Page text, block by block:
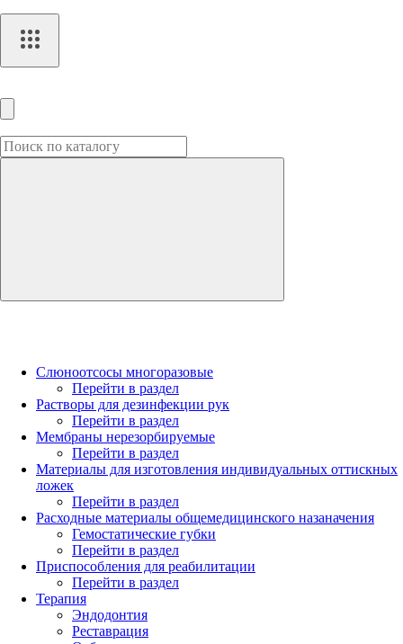
Слюноотсосы многоразовые
Перейти в раздел
Растворы для дезинфекции рук
Перейти в раздел
Мембраны нерезорбируемые
Перейти в раздел
Материалы для изготовления индивидуальных оттискных
ложек
Перейти в раздел
Расходные материалы общемедицинского назаначения
Гемостатические губки
Перейти в раздел
Приспособления для реабилитации
Перейти в раздел
Терапия
Эндодонтия
Реставрация